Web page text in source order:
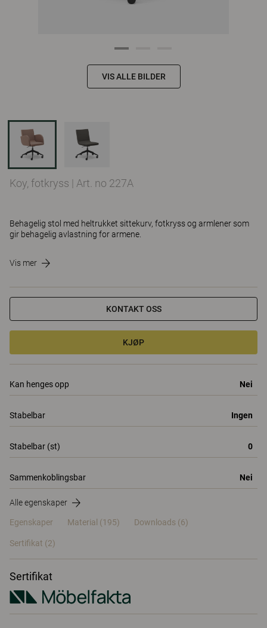
VIS ALLE BILDER
Koy, fotkryss | Art. no 227A
Behagelig stol med heltrukket sittekurv, fotkryss og armlener som
gir behagelig avlastning for armene.
Vis mer
KONTAKT OSS
KJØP
Kan henges opp Nei
Stabelbar Ingen
Stabelbar (st) 0
Sammenkoblingsbar Nei
Alle egenskaper
Egenskaper Material (195) Downloads (6)
Sertifikat (2)
Sertifikat